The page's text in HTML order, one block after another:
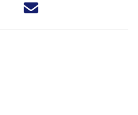
Deel dit nieuwsbericht via X -
Deel dit nieuwsbericht via
Deel dit nieuwsbericht
Deel dit